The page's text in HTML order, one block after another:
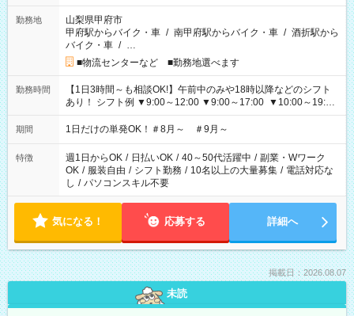
勤務地
山梨県甲府市
甲府駅からバイク・車 / 南甲府駅からバイク・車 / 酒折駅から
バイク・車 / …
■物流センターなど ■勤務地選べます
勤務時間
【1日3時間～も相談OK!】午前中のみや18時以降などのシフト
あり！ シフト例 ▼9:00～12:00 ▼9:00～17:00 ▼10:00～19:00
▼18:00～21:00
期間 1日だけの単発OK！＃8月～ ＃9月～
特徴 週1日からOK / 日払いOK / 40～50代活躍中 / 副業・Wワーク
OK / 服装自由 / シフト勤務 / 10名以上の大量募集 / 電話対応な
し / パソコンスキル不要
気になる！ 応募する 詳細へ
掲載日：2026.08.07
未読